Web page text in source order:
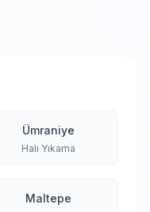
Ümraniye
Halı Yıkama
Maltepe